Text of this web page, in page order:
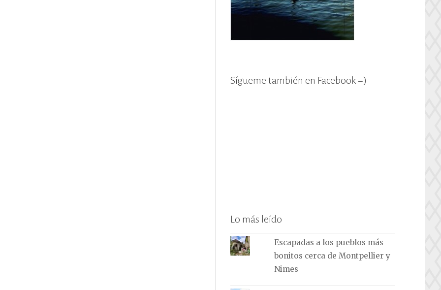
Sígueme también en Facebook =)
Lo más leído
Escapadas a los pueblos más
bonitos cerca de Montpellier y
Nimes